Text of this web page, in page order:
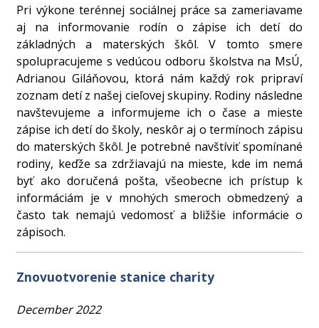
Pri výkone terénnej sociálnej práce sa zameriavame
aj na informovanie rodín o zápise ich detí do
základných a materských škôl. V tomto smere
spolupracujeme s vedúcou odboru školstva na MsÚ,
Adrianou Giláňovou, ktorá nám každý rok pripraví
zoznam detí z našej cieľovej skupiny. Rodiny následne
navštevujeme a informujeme ich o čase a mieste
zápise ich detí do školy, neskôr aj o termínoch zápisu
do materských škôl. Je potrebné navštíviť spomínané
rodiny, keďže sa zdržiavajú na mieste, kde im nemá
byť ako doručená pošta, všeobecne ich prístup k
informáciám je v mnohých smeroch obmedzený a
často tak nemajú vedomosť a bližšie informácie o
zápisoch.
Znovuotvorenie stanice charity
December 2022